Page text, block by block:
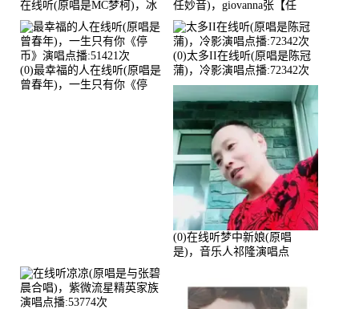
在线听(原唱是MC梦柯)，冰
鑫Asce演唱点播:178815次
任妙音)，giovanna张【任
96】演唱点播:60173次
(0)最幸福的人在线听(原唱是
曾春年)，一生只有你《停
(0)太多II在线听(原唱是陈冠
蒲)，冷影演唱点播:72342次
(0)在线听梦中新娘(原唱
是)，音乐人祁隆演唱点